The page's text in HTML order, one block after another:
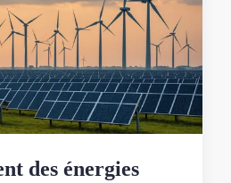
des énergies